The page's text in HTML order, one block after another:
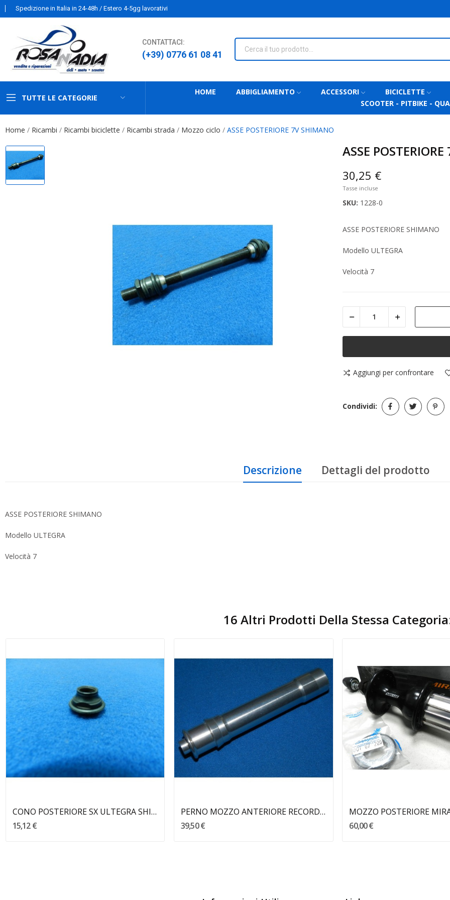
Spedizione in Italia in 24-48h / Estero 4-5gg lavorativi
CONTATTACI:
(+39) 0776 61 08 41
TUTTE LE CATEGORIE
HOME ABBIGLIAMENTO ACCESSORI
BICICLETTE
SCOOTER - PITBIKE -
Home Ricambi Ricambi biciclette Ricambi strada Mozzo ciclo ASSE POSTERIORE 7V SHIMANO
ASSE
30,25 €
Tasse incluse
SKU: 1228-0
ASSE POSTERIORE SHIMANO
Modello ULTEGRA
Velocità 7
Aggiungi per confrontare
Condividi:
Descrizione Dettagli del prodotto
ASSE POSTERIORE SHIMANO
Modello ULTEGRA
Velocità 7
16 Altri Prodotti Della Stessa
Aggiungi Al Carrello
CONO POSTERIORE SX ULTEGRA SHIMANO
15,12 €
Aggiungi Al Carrello
PERNO MOZZO ANTERIORE RECORD CAMPAGNOLO
39,50 €
60,00 €